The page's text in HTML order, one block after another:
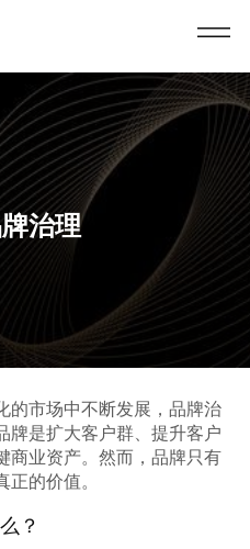
治理
的市场中不断发展，品牌治
牌是扩大客户群、提升客户
商业资产。然而，品牌只有
正的价值。
？